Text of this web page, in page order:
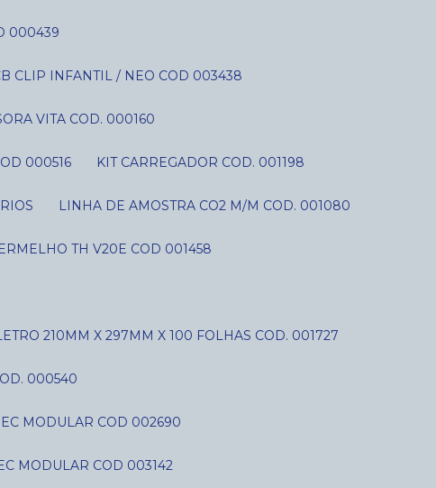
000439
CLIP INFANTIL / NEO COD 003438
VITA COD. 000160
000516 KIT CARREGADOR COD. 001198
LINHA DE AMOSTRA CO2 M/M COD. 001080
TH V20E COD 001458
210MM X 297MM X 100 FOLHAS COD. 001727
000540
MODULAR COD 002690
MODULAR COD 003142